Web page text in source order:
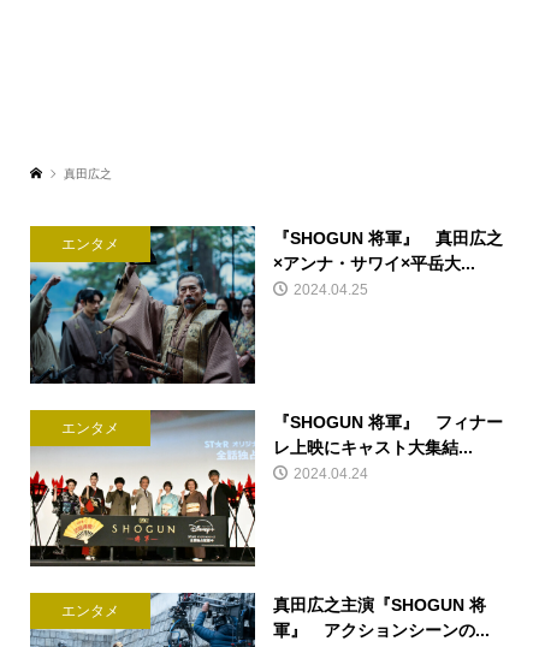
真田広之
エンタメ
『SHOGUN 将軍』 真田広之
×アンナ・サワイ×平岳大...
2024.04.25
エンタメ
『SHOGUN 将軍』 フィナー
レ上映にキャスト大集結...
2024.04.24
エンタメ
真田広之主演『SHOGUN 将
軍』 アクションシーンの...